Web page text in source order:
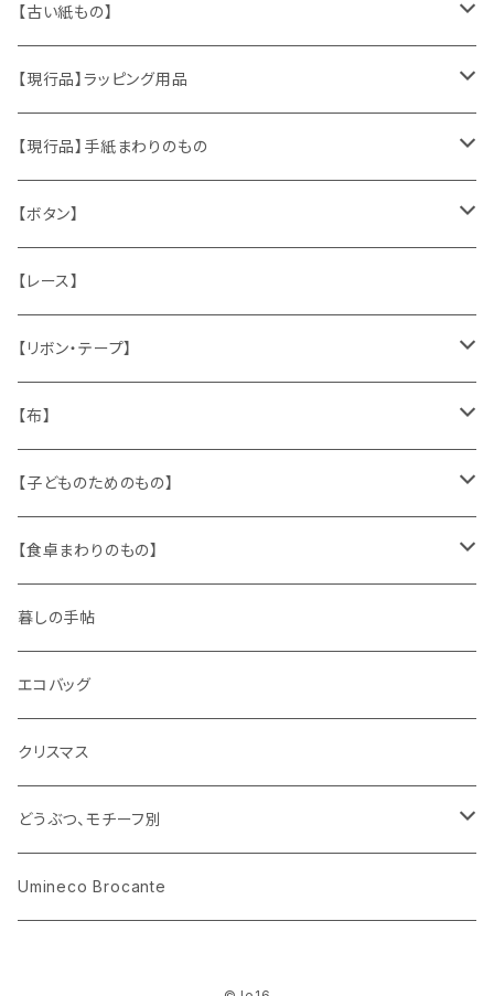
ヴィンテージアクセサリー
おもちゃ、ぬいぐるみ
くま、テディベア
うさぎ
キャラクター
ピノキオ
ヴィンテージファブリック
ハンドメイド製品
お部屋に飾るもの
メタル製品
缶、箱
陶磁器
文房具
木製品
ミニチュア、ドールハウス
【古い紙もの】
切手、FDC
ポストカード、カレンダー
マッチラベル、食品ラベル
蔵書票、荷札、ビュバー、伝票
シール、ステッカー、クロモス
袋、箱、ナプキン、コースター
パズル、ゲーム
古本、古雑誌、古えほん
古レコード
古せっけん
ラッピングペーパー、壁紙
【現行品】ラッピング用品
伝票、タグ、シール
袋、ラッピングペーパー
ひも、テープ
【現行品】手紙まわりのもの
封筒、ポストカード
切手
スタンプ
文房具
【ボタン】
木
貝
メタル
ガラス
プラスチック
紙
【レース】
【リボン・テープ】
チロルテープ・イニシャルテープ
トリム
ワッペン
【布】
キッチンクロス、ナプキン
ニット
布地
【子どものためのもの】
身に着けるもの
【食卓まわりのもの】
ガラス
花びん
小物入れ
陶磁器
カップアンドソーサー
プレート
木製品
ホーロー
メタル
暮しの手帖
エコバッグ
クリスマス
どうぶつ、モチーフ別
くま、ベア
Umineco Brocante